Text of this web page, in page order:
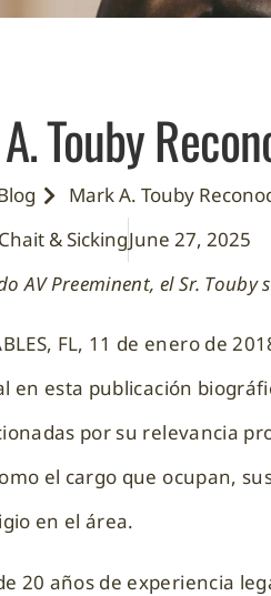
Touby
Mark A. Touby
& SickingJune 27, 2025
AV Preeminent, el Sr.
FL, 11 de enero de
en esta publicación
por su relevancia
el cargo que ocupan,
en el área.
20 años de experiencia